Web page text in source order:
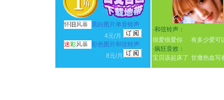
怀 旧 风暴
黑白图片单音铃声
4元/月
迷彩风暴 彩色图片和弦铃声
8元/月
·和弦铃声：
很爱很爱你
有多少爱可
·疯狂音效：
宝贝该起床了 甘撒热血写